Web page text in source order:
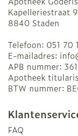
Kapelleriestraat 9
8840 Staden
Telefoon: 051 70
E-mailadres:
APB nummer:
Apotheek
BTW nummer:
FAQ